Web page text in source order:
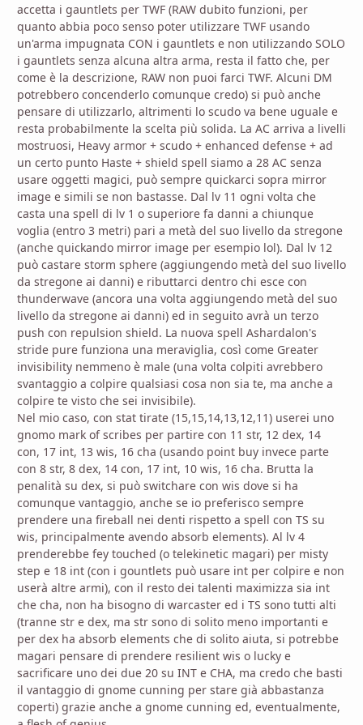
accetta i gauntlets per TWF (RAW dubito funzioni, per
quanto abbia poco senso poter utilizzare TWF usando
un'arma impugnata CON i gauntlets e non utilizzando SOLO
i gauntlets senza alcuna altra arma, resta il fatto che, per
come è la descrizione, RAW non puoi farci TWF. Alcuni DM
potrebbero concenderlo comunque credo) si può anche
pensare di utilizzarlo, altrimenti lo scudo va bene uguale e
resta probabilmente la scelta più solida. La AC arriva a livelli
mostruosi, Heavy armor + scudo + enhanced defense + ad
un certo punto Haste + shield spell siamo a 28 AC senza
usare oggetti magici, può sempre quickarci sopra mirror
image e simili se non bastasse. Dal lv 11 ogni volta che
casta una spell di lv 1 o superiore fa danni a chiunque
voglia (entro 3 metri) pari a metà del suo livello da stregone
(anche quickando mirror image per esempio lol). Dal lv 12
può castare storm sphere (aggiungendo metà del suo livello
da stregone ai danni) e ributtarci dentro chi esce con
thunderwave (ancora una volta aggiungendo metà del suo
livello da stregone ai danni) ed in seguito avrà un terzo
push con repulsion shield. La nuova spell Ashardalon's
stride pure funziona una meraviglia, così come Greater
invisibility nemmeno è male (una volta colpiti avrebbero
svantaggio a colpire qualsiasi cosa non sia te, ma anche a
colpire te visto che sei invisibile).
Nel mio caso, con stat tirate (15,15,14,13,12,11) userei uno
gnomo mark of scribes per partire con 11 str, 12 dex, 14
con, 17 int, 13 wis, 16 cha (usando point buy invece parte
con 8 str, 8 dex, 14 con, 17 int, 10 wis, 16 cha. Brutta la
penalità su dex, si può switchare con wis dove si ha
comunque vantaggio, anche se io preferisco sempre
prendere una fireball nei denti rispetto a spell con TS su
wis, principalmente avendo absorb elements). Al lv 4
prenderebbe fey touched (o telekinetic magari) per misty
step e 18 int (con i gountlets può usare int per colpire e non
userà altre armi), con il resto dei talenti maximizza sia int
che cha, non ha bisogno di warcaster ed i TS sono tutti alti
(tranne str e dex, ma str sono di solito meno importanti e
per dex ha absorb elements che di solito aiuta, si potrebbe
magari pensare di prendere resilient wis o lucky e
sacrificare uno dei due 20 su INT e CHA, ma credo che basti
il vantaggio di gnome cunning per stare già abbastanza
coperti) grazie anche a gnome cunning ed, eventualmente,